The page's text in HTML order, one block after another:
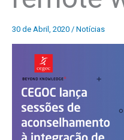
30 de Abril, 2020 / Notícias